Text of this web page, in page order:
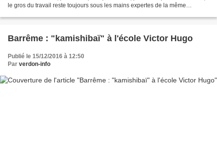
le gros du travail reste toujours sous les mains expertes de la même
Barrême : "kamishibaï" à l'école Victor Hugo
Publié le 15/12/2016 à 12:50
Par verdon-info